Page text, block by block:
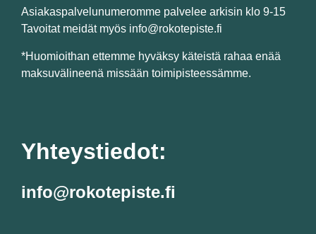
Asiakaspalvelunumeromme palvelee arkisin klo 9-15
Tavoitat meidät myös info@rokotepiste.fi
*Huomioithan ettemme hyväksy käteistä rahaa enää
maksuvälineenä missään toimipisteessämme.
Yhteystiedot:
info@rokotepiste.fi